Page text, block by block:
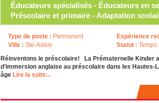
Éducateurs spécialisés - Éducateurs en
Préscolaire et primaire - Adaptation
Type de poste : Permanent
Ville : Ste-Adèle
Expérience
Statut : Temps
Réinventons le préscolaire! La Prématernelle Kinder
d’immersion anglaise au préscolaire dans les Hautes-
âge Lire la suite...